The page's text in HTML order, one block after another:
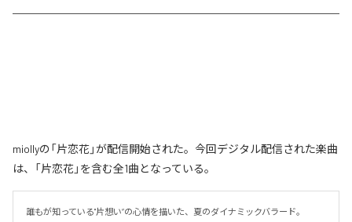
miollyの「片恋花」が配信開始された。今回デジタル配信された楽曲
は、「片恋花」を含む全1曲となっている。
誰もが知っている"片想い”の心情を描いた、夏のダイナミックバラード。